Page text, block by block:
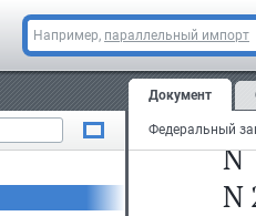
Например, параллельный импорт
Документ
N
N
N